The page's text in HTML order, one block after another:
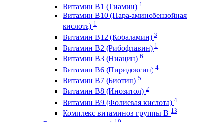
Витамин B1 (Тиамин) 1
Витамин B10 (Пара-аминобензойная
кислота) 1
Витамин B12 (Кобаламин) 3
Витамин B2 (Рибофлавин) 1
Витамин B3 (Ниацин) 6
Витамин B6 (Пиридоксин) 4
Витамин B7 (Биотин) 5
Витамин B8 (Инозитол) 2
Витамин B9 (Фолиевая кислота) 4
Комплекс витаминов группы B 13